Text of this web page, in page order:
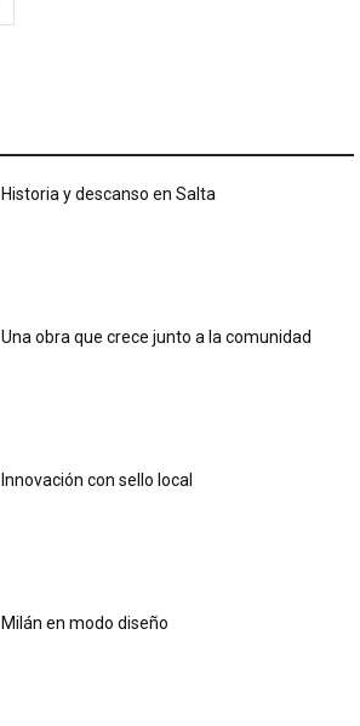
Historia y descanso en Salta
Una obra que crece junto a la comunidad
Innovación con sello local
Milán en modo diseño